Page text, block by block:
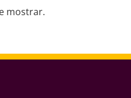
mostrar.